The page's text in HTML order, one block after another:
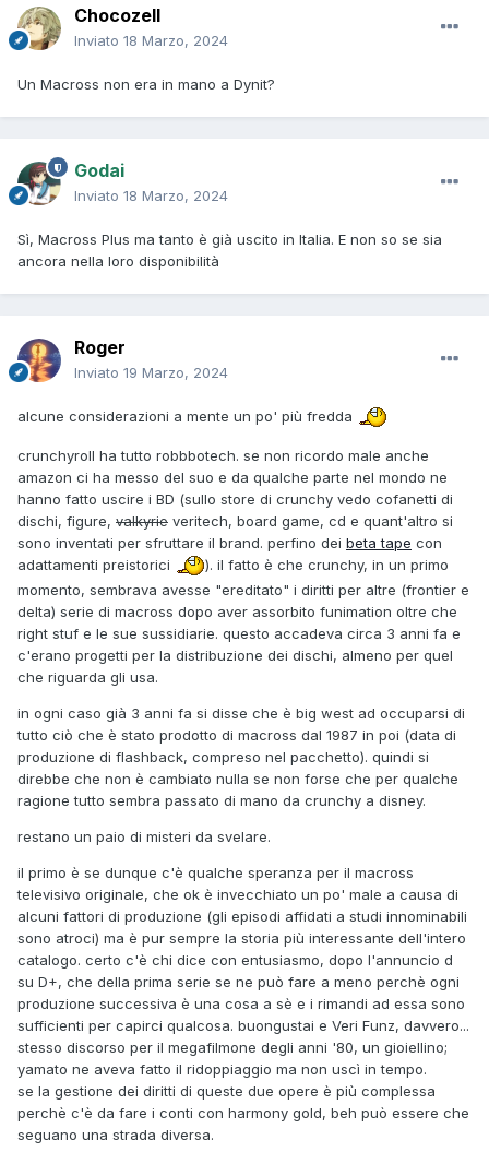
Chocozell
Inviato 18 Marzo, 2024
Un Macross non era in mano a Dynit?
Godai
Inviato 18 Marzo, 2024
Sì, Macross Plus ma tanto è già uscito in Italia. E non so se sia
ancora nella loro disponibilità
Roger
Inviato 19 Marzo, 2024
alcune considerazioni a mente un po' più fredda
crunchyroll ha tutto robbbotech. se non ricordo male anche
amazon ci ha messo del suo e da qualche parte nel mondo ne
hanno fatto uscire i BD (sullo store di crunchy vedo cofanetti di
dischi, figure, valkyrie veritech, board game, cd e quant'altro si
sono inventati per sfruttare il brand. perfino dei beta tape con
adattamenti preistorici
). il fatto è che crunchy, in un primo
momento, sembrava avesse "ereditato" i diritti per altre (frontier e
delta) serie di macross dopo aver assorbito funimation oltre che
right stuf e le sue sussidiarie. questo accadeva circa 3 anni fa e
c'erano progetti per la distribuzione dei dischi, almeno per quel
che riguarda gli usa.
in ogni caso già 3 anni fa si disse che è big west ad occuparsi di
tutto ciò che è stato prodotto di macross dal 1987 in poi (data di
produzione di flashback, compreso nel pacchetto). quindi si
direbbe che non è cambiato nulla se non forse che per qualche
ragione tutto sembra passato di mano da crunchy a disney.
restano un paio di misteri da svelare.
il primo è se dunque c'è qualche speranza per il macross
televisivo originale, che ok è invecchiato un po' male a causa di
alcuni fattori di produzione (gli episodi affidati a studi innominabili
sono atroci) ma è pur sempre la storia più interessante dell'intero
catalogo. certo c'è chi dice con entusiasmo, dopo l'annuncio d
su D+, che della prima serie se ne può fare a meno perchè ogni
produzione successiva è una cosa a sè e i rimandi ad essa sono
sufficienti per capirci qualcosa. buongustai e Veri Funz, davvero...
stesso discorso per il megafilmone degli anni '80, un gioiellino;
yamato ne aveva fatto il ridoppiaggio ma non uscì in tempo.
se la gestione dei diritti di queste due opere è più complessa
perchè c'è da fare i conti con harmony gold, beh può essere che
seguano una strada diversa.